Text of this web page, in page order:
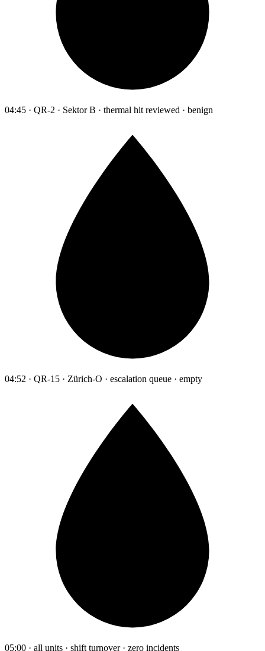
04:45 · QR-2 · Sektor B · thermal hit reviewed · benign
04:52 · QR-15 · Zürich-O · escalation queue · empty
05:00 · all units · shift turnover · zero incidents